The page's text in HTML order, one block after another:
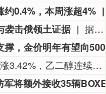
约0.4%，本周涨超4%
袭击俄领土证据
据俄罗斯方面7日消息，有匿名俄罗斯黑客称，已获取北约直接参与袭击俄领土的书面证据。相关内容涉及乌克兰武装部队2026年7月袭击俄列宁格勒州和加里宁格勒州石油码头的事件。该匿名黑客透露，其获取的书面证据显示，受雇于北约情报部门的专家巴特·德瓦赫特向乌克兰国家安全局提供了列宁格勒州和加里宁格勒州石油码头以及俄罗斯天然气工业股份公司一艘液化天然气运输船的坐标情报。（央视新闻）
纯碱连续涨3.42%，乙二醇连续涨2.01%，焦煤连续涨1.71%，玻璃连续涨1.47%，苯乙烯连续涨1.20%。